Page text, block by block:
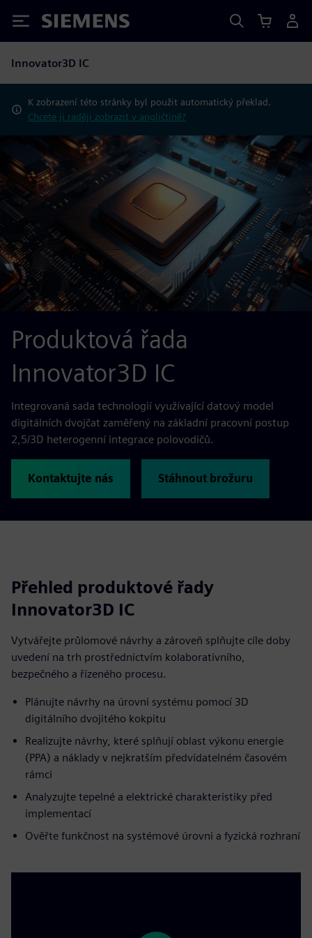
Siemens
Innovator3D IC
K zobrazení této stránky byl použit automatický překlad.
Chcete ji raději zobrazit v angličtině?
Produktová řada
Innovator3D IC
Integrovaná sada technologií využívající datový model
digitálních dvojčat zaměřený na základní pracovní postup
2,5/3D heterogenní integrace polovodičů.
Kontaktujte nás Stáhnout brožuru
Přehled produktové řady
Innovator3D IC
Vytvářejte průlomové návrhy a zároveň splňujte cíle doby
uvedení na trh prostřednictvím kolaborativního,
bezpečného a řízeného procesu.
Plánujte návrhy na úrovni systému pomocí 3D
digitálního dvojitého kokpitu
Realizujte návrhy, které splňují oblast výkonu energie
(PPA) a náklady v nejkratším předvídatelném časovém
rámci
Analyzujte tepelné a elektrické charakteristiky před
implementací
Ověřte funkčnost na systémové úrovni a fyzická rozhraní